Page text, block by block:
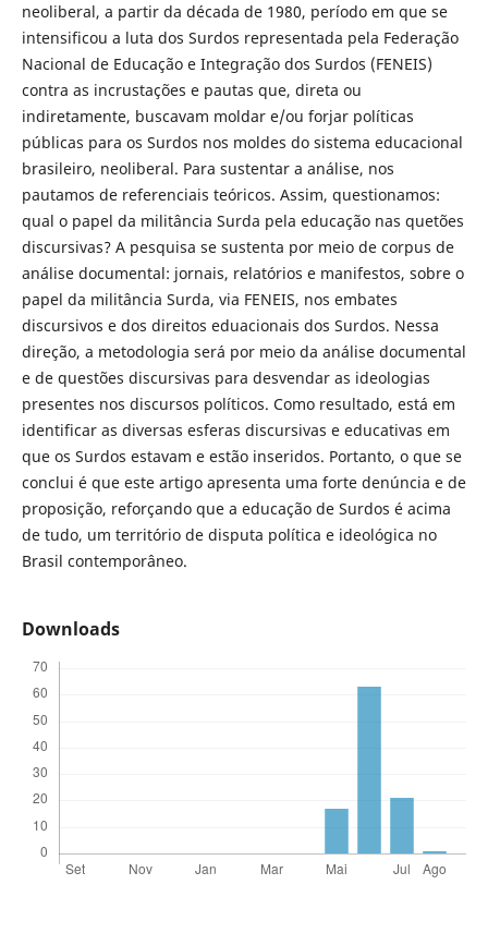
neoliberal, a partir da década de 1980, período em que se
intensificou a luta dos Surdos representada pela Federação
Nacional de Educação e Integração dos Surdos (FENEIS)
contra as incrustações e pautas que, direta ou
indiretamente, buscavam moldar e/ou forjar políticas
públicas para os Surdos nos moldes do sistema educacional
brasileiro, neoliberal. Para sustentar a análise, nos
pautamos de referenciais teóricos. Assim, questionamos:
qual o papel da militância Surda pela educação nas quetões
discursivas? A pesquisa se sustenta por meio de corpus de
análise documental: jornais, relatórios e manifestos, sobre o
papel da militância Surda, via FENEIS, nos embates
discursivos e dos direitos eduacionais dos Surdos. Nessa
direção, a metodologia será por meio da análise documental
e de questões discursivas para desvendar as ideologias
presentes nos discursos políticos. Como resultado, está em
identificar as diversas esferas discursivas e educativas em
que os Surdos estavam e estão inseridos. Portanto, o que se
conclui é que este artigo apresenta uma forte denúncia e de
proposição, reforçando que a educação de Surdos é acima
de tudo, um território de disputa política e ideológica no
Brasil contemporâneo.
Downloads